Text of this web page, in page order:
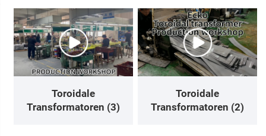
Toroidale
Transformatoren (3)
Toroidale
Transformatoren (2)